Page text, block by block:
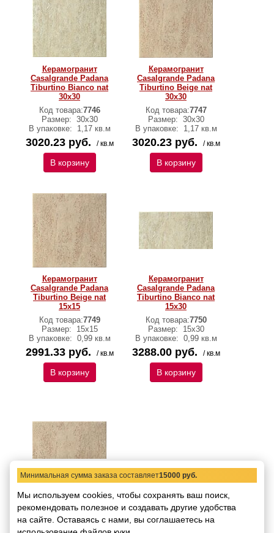
Керамогранит
Casalgrande Padana
Tiburtino Bianco nat
30х30
Код товара:7746
Размер: 30х30
В упаковке:
1,17 кв.м
3020.23 руб. / кв.м
В корзину
Керамогранит
Casalgrande Padana
Tiburtino Beige nat
30х30
Код товара:7747
Размер: 30х30
В упаковке:
1,17 кв.м
3020.23 руб. / кв.м
В корзину
Керамогранит
Casalgrande Padana
Tiburtino Beige nat
15х15
Код товара:7749
Размер:
15х15
В упаковке: 0,99 кв.м
2991.33 руб. / кв.м
В корзину
Керамогранит
Casalgrande Padana
Tiburtino Bianco nat
15х30
Код товара:7750
Размер:
15х30
В упаковке: 0,99 кв.м
3288.00 руб. / кв.м
В корзину
Casalgrande Padana
Tiburtino Beige nat
15х30
Код товара:7751
Минимальная сумма заказа составляет15000 руб.
Мы используем cookies, чтобы сохранять ваш поиск,
рекомендовать полезное и создавать другие удобства
на сайте. Оставаясь с нами, вы соглашаетесь на